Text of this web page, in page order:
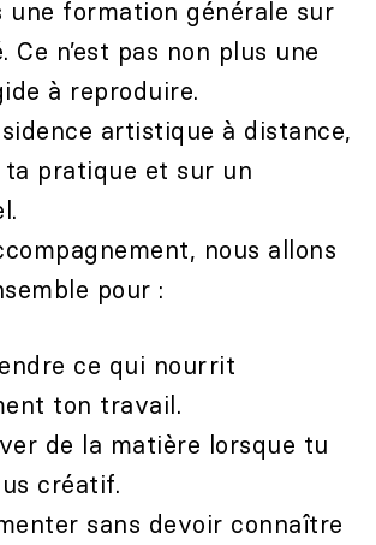
une formation générale sur
Ce n’est pas non plus une
à reproduire.
artistique à distance,
pratique et sur un
nous allons
pour :
ce qui nourrit
ton travail.
de la matière lorsque tu
créatif.
sans devoir connaître